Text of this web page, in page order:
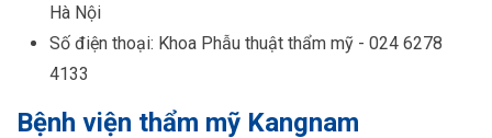
Hà Nội
Số điện thoại: Khoa Phẫu thuật thẩm mỹ - 024 6278
4133
Bệnh viện thẩm mỹ Kangnam